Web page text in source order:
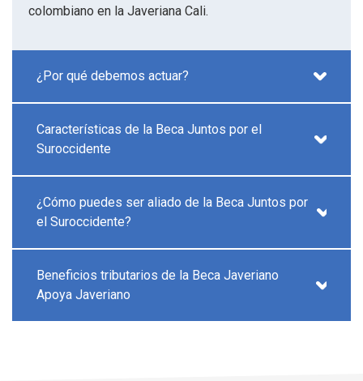
colombiano en la Javeriana Cali.
¿Por qué debemos actuar?
Características de la Beca Juntos por el
Suroccidente
¿Cómo puedes ser aliado de la Beca Juntos por
el Suroccidente?
Beneficios tributarios de la Beca Javeriano
Apoya Javeriano